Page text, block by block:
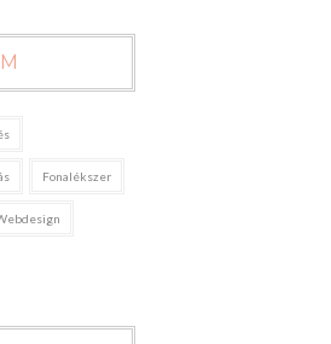
Fonalékszer